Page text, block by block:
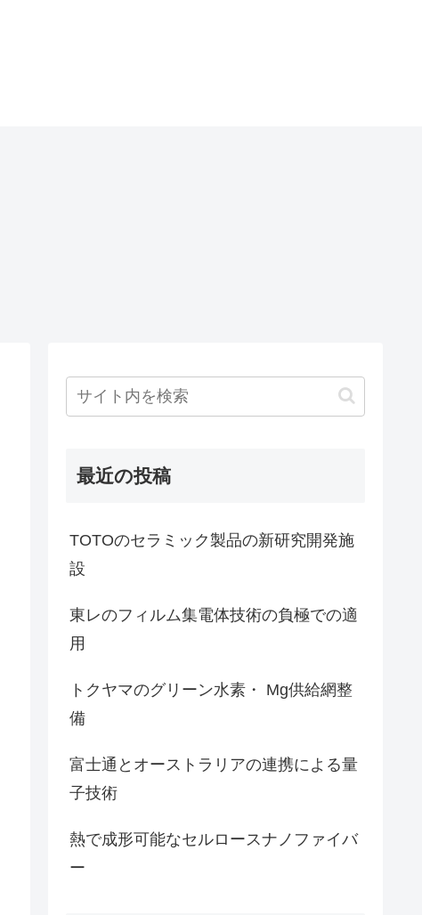
最近の投稿
TOTOのセラミック製品の新研究開発施
設
東レのフィルム集電体技術の負極での適
用
トクヤマのグリーン水素・ Mg供給網整
備
富士通とオーストラリアの連携による量
子技術
熱で成形可能なセルロースナノファイバ
ー